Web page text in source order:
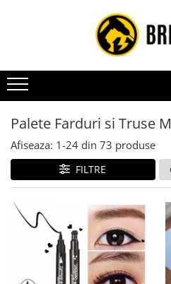
Toate Produsele
Vehicule electrice
Atv
Cu permis
Fără permis
Masini electrice
Motocross
Piese de schimb vehicule
Scutere electrice
Scutere pe benzina
Tricicluri cargo fara permis
Palete Farduri si Truse
Afiseaza: 1-24 din 73 produse
FILTRE